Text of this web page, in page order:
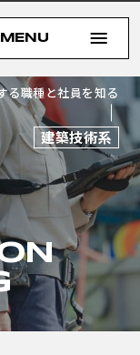
MENU
る職種と社員を知る
建築技術系